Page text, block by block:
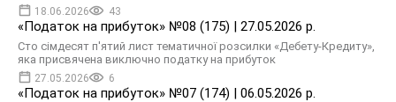
18.06.2026 43
«Податок на прибуток» №08 (175) | 27.05.2026 р.
Сто сімдесят п'ятий лист тематичної розсилки «Дебету-Кредиту»,
яка присвячена виключно податку на прибуток
27.05.2026 6
«Податок на прибуток» №07 (174) | 06.05.2026 р.